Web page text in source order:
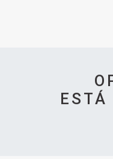
ESTÁ